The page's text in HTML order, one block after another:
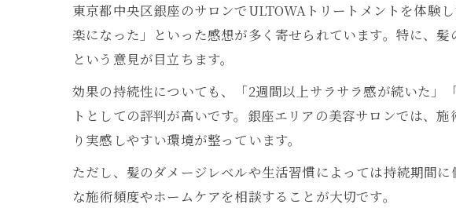
東京都中央区銀座のサロンでULTOWAトリートメントを体験
楽になった」といった感想が多く寄せられています。特に、
という意見が目立ちます。
効果の持続性についても、「2週間以上サラサラ感が続いた
トとしての評判が高いです。銀座エリアの美容サロンでは、
り実感しやすい環境が整っています。
ただし、髪のダメージレベルや生活習慣によっては持続期間
な施術頻度やホームケアを相談することが大切です。